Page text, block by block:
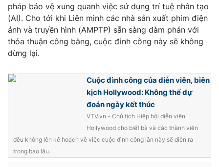
Theo dõi báo trên
Cơ quan báo chí:
Thời báo VTV
Giấy phép hoạt động báo in và báo điện tử số 483/GP-BTTTT
Phó Tổng Biên tập:
Nguyễn Thị Mỹ Hạnh, Phạm Quốc Thắng,
Nguyễn Trọng Ninh
Tổng đài VTV:024.38 355 931 - 024.38 355 932
pháp bảo vệ xung quanh việc sử dụng trí tuệ nhân tạo
(AI). Cho tới khi Liên minh các nhà sản xuất phim điện
ảnh và truyền hình (AMPTP) sẵn sàng đàm phán với
thỏa thuận công bằng, cuộc đình công này sẽ không
dừng lại.
Cuộc đình công của diễn viên, biên
kịch Hollywood: Không thể dự
đoán ngày kết thúc
VTV.vn - Chủ tịch Hiệp hội diễn viên
Hollywood cho biết bà và các thành viên
đều không lên kế hoạch về việc cuộc đình công lần này sẽ diễn ra
trong bao lâu.